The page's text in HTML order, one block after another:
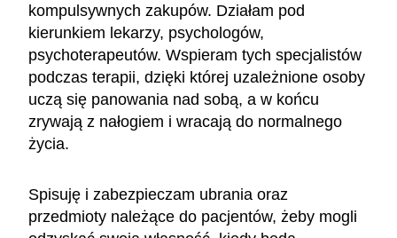
kompulsywnych zakupów. Działam pod
kierunkiem lekarzy, psychologów,
psychoterapeutów. Wspieram tych specjalistów
podczas terapii, dzięki której uzależnione osoby
uczą się panowania nad sobą, a w końcu
zrywają z nałogiem i wracają do normalnego
życia.
Spisuję i zabezpieczam ubrania oraz
przedmioty należące do pacjentów, żeby mogli